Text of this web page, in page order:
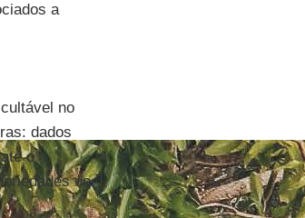
a
no
dados
o
de